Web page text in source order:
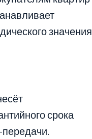
значения
срока